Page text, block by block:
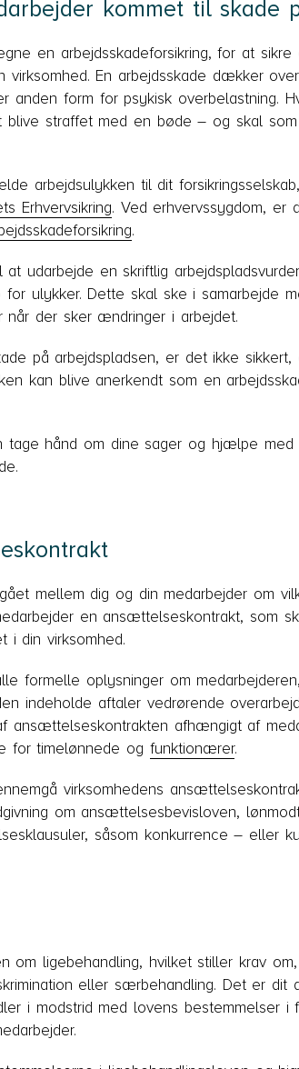
kommet til skade
en arbejdsskadeforsikring, for at sikre
En arbejdsskade dækker
anden form for psykisk overbelastning.
blive straffet med en bøde – og skal
arbejdsulykken til dit
Erhvervsikring. Ved erhvervssygdom,
.
udarbejde en skriftlig
ulykker. Dette skal ske i samarbejde
når der sker ændringer i arbejdet.
på arbejdspladsen, er det ikke
kan blive anerkendt som en
tage hånd om dine sager og hjælpe
mellem dig og din medarbejder om
en ansættelseskontrakt, som
i din virksomhed.
formelle oplysninger om
indeholde aftaler vedrørende
ansættelseskontrakten afhængigt af
for timelønnede og funktionærer.
virksomhedens
om ansættelsesbevisloven,
såsom konkurrence – eller
om ligebehandling, hvilket stiller krav
eller særbehandling. Det er dit
i modstrid med lovens bestemmelser